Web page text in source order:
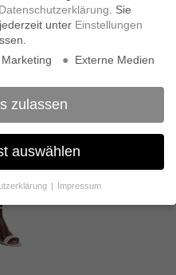
Datenschutzerklärung
Sie
unter Einstellungen
Marketing Externe Medien
zulassen
auswählen
Impressum
Ihre Zustimmung zu
müssen Sie Ihre
bitten.